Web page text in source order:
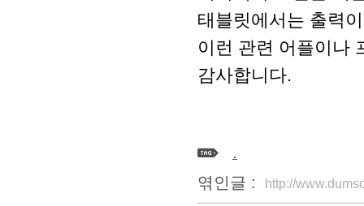
태블릿에서는 출력
이런 관련 어플이나
감사합니다.
.
엮인글 :
http://